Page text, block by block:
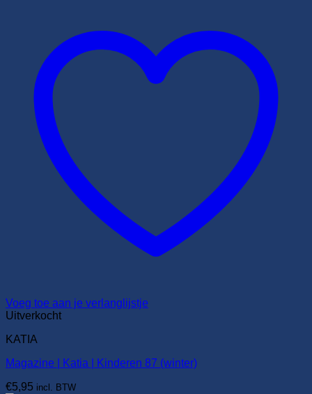
Voeg toe aan je verlanglijstje
Uitverkocht
KATIA
Magazine | Katia | Kinderen 87 (winter)
€5,95 incl. BTW